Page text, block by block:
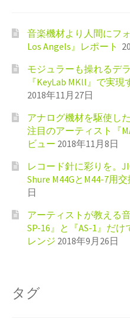
音楽機材より人間にフ
Los Angels』レポート
モジュラーも操れるデ
『KeyLab MKll』で実
2018年11月27日
アナログ機材を駆使し
注目のアーティスト『
ビュー 2018年11月8日
レコード針に彩りを。
Shure M44GとM44-7用
日
アーティストが教える
SP-16』と『AS-1』だ
レンジ 2018年9月26日
タグ